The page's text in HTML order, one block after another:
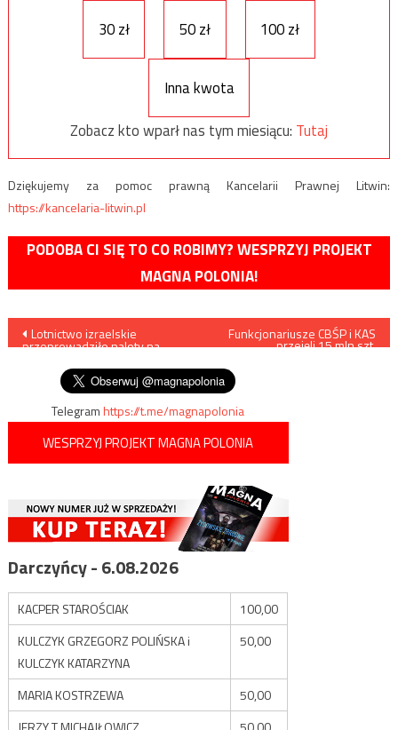
30 zł
50 zł 100 zł
Inna kwota
Zobacz kto wparł nas tym miesiącu: Tutaj
Dziękujemy za pomoc prawną Kancelarii Prawnej Litwin:
https://kancelaria-litwin.pl
PODOBA CI SIĘ TO CO ROBIMY? WESPRZYJ PROJEKT
MAGNA POLONIA!
Nawigacja
wpisu
Lotnictwo izraelskie
przeprowadziło naloty na
Funkcjonariusze CBŚP i KAS
przejęli 15 mln szt.
Telegramhttps://t.me/magnapolonia
WESPRZYJ PROJEKT MAGNA POLONIA
Darczyńcy - 6.08.2026
KACPER STAROŚCIAK
100,00
KULCZYK GRZEGORZ POLIŃSKA i
KULCZYK KATARZYNA
50,00
MARIA KOSTRZEWA
50,00